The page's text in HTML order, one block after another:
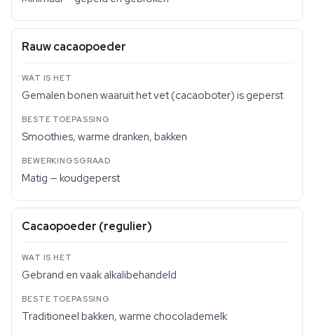
Rauw cacaopoeder
Gemalen bonen waaruit het vet (cacaoboter) is geperst
Smoothies, warme dranken, bakken
Matig — koudgeperst
Cacaopoeder (regulier)
Gebrand en vaak alkalibehandeld
Traditioneel bakken, warme chocolademelk